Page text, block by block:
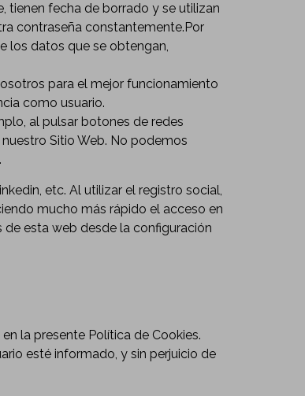
tienen fecha de borrado y se utilizan
contraseña constantemente.Por
los datos que se obtengan,
para el mejor funcionamiento
como usuario.
al pulsar botones de redes
Sitio Web. No podemos
etc. Al utilizar el registro social,
mucho más rápido el acceso en
de esta web desde la configuración
la presente Política de Cookies.
esté informado, y sin perjuicio de